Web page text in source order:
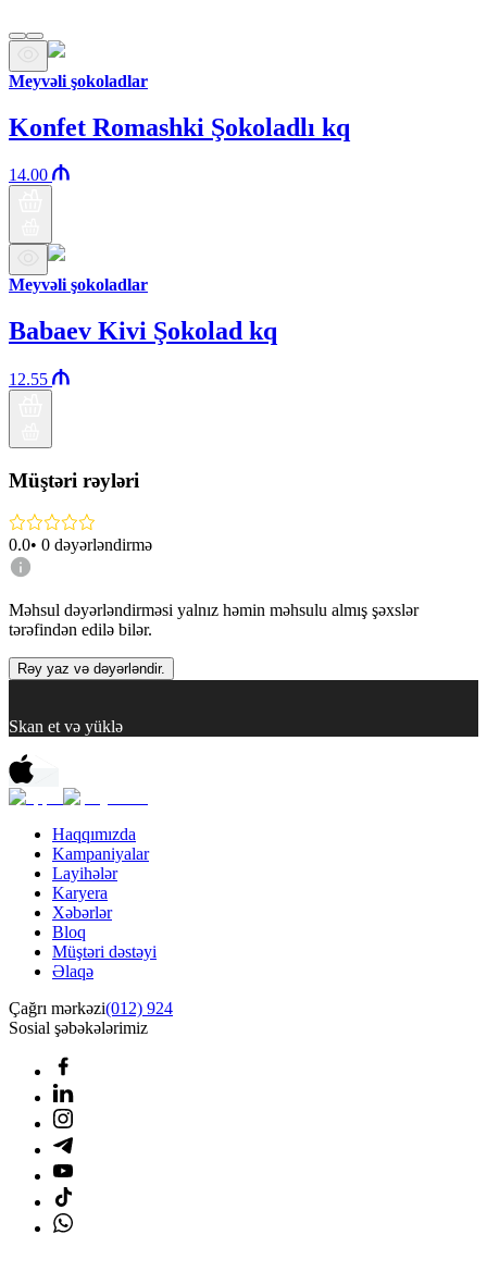
Meyvəli şokoladlar
Konfet Romashki Şokoladlı kq
14.00
Meyvəli şokoladlar
Babaev Kivi Şokolad kq
12.55
Müştəri rəyləri
0.0• 0 dəyərləndirmə
Məhsul dəyərləndirməsi yalnız həmin məhsulu almış şəxslər
tərəfindən edilə bilər.
Rəy yaz və dəyərləndir.
Skan et və yüklə
Haqqımızda
Kampaniyalar
Layihələr
Karyera
Xəbərlər
Bloq
Müştəri dəstəyi
Əlaqə
Çağrı mərkəzi(012) 924
Sosial şəbəkələrimiz